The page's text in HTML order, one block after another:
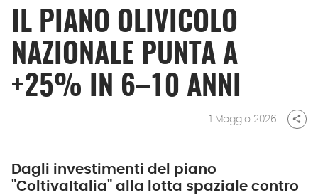
IL PIANO OLIVICOLO
NAZIONALE PUNTA A
+25% IN 6–10 ANNI
1 Maggio 2026 share
Dagli investimenti del piano
"ColtivaItalia" alla lotta spaziale contro